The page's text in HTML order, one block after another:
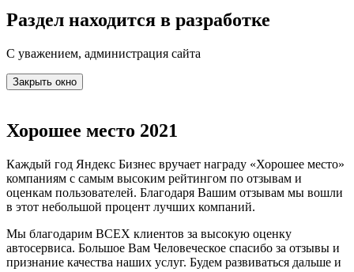
Раздел находится в разработке
С уважением, администрация сайта
Закрыть окно
Хорошее место 2021
Каждый год Яндекс Бизнес вручает награду «Хорошее место»
компаниям с самым высоким рейтингом по отзывам и
оценкам пользователей. Благодаря Вашим отзывам мы вошли
в этот небольшой процент лучших компаний.
Мы благодарим ВСЕХ клиентов за высокую оценку
автосервиса. Большое Вам Человеческое спасибо за отзывы и
признание качества наших услуг. Будем развиваться дальше и